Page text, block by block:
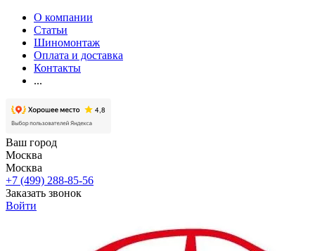
О компании
Статьи
Шиномонтаж
Оплата и доставка
Контакты
...
Ваш город
Москва
Москва
+7 (499) 288-85-56
Заказать звонок
Войти